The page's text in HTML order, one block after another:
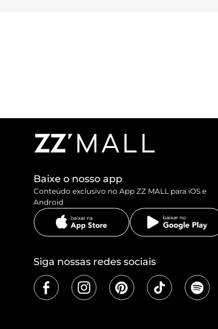
Baixe o nosso app
Conteúdo exclusivo no App ZZ MALL para iOS e
Android
Siga nossas redes sociais